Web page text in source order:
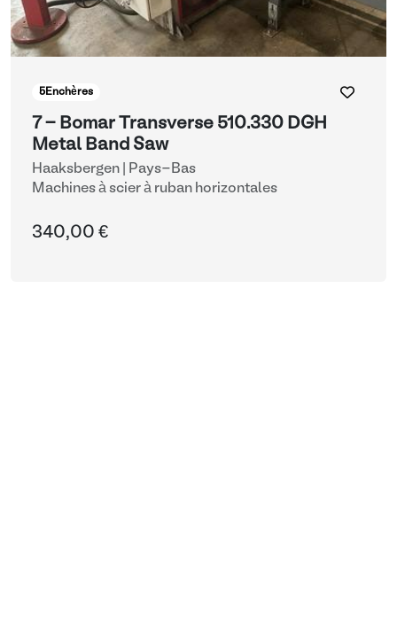
5Enchères
7 - Bomar Transverse 510.330 DGH
Metal Band Saw
Haaksbergen | Pays-Bas
Machines à scier à ruban horizontales
340,00 €